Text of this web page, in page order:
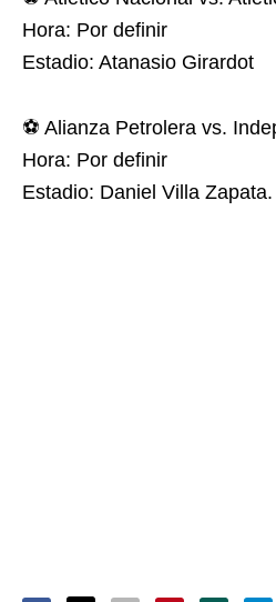
Hora: Por definir
Estadio: Atanasio Girardot
⚽ Alianza Petrolera vs.
Hora: Por definir
Estadio: Daniel Villa Zapata.